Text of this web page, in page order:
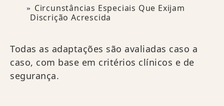
Circunstâncias Especiais Que Exijam
Discrição Acrescida
Todas as adaptações são avaliadas caso a
caso, com base em critérios clínicos e de
segurança.